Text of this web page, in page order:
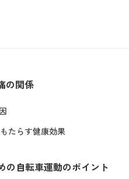
の関係
たらす健康効果
の自転車運動のポイント